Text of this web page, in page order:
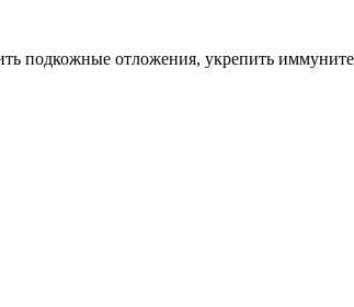
подкожные отложения, укрепить